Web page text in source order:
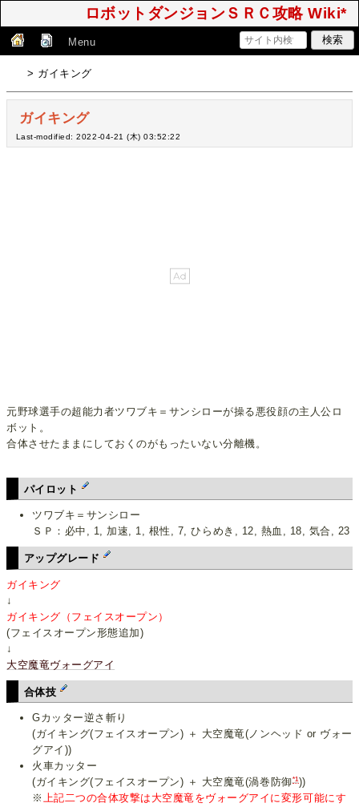
ロボットダンジョンＳＲＣ攻略 Wiki*
Menu
> ガイキング
ガイキング
Last-modified: 2022-04-21 (木) 03:52:22
元野球選手の超能力者ツワブキ＝サンシローが操る悪役顔の主人公ロ
ボット。
合体させたままにしておくのがもったいない分離機。
パイロット
ツワブキ＝サンシロー
ＳＰ：必中, 1, 加速, 1, 根性, 7, ひらめき, 12, 熱血, 18, 気合, 23
アップグレード
ガイキング
↓
ガイキング（フェイスオープン）
(フェイスオープン形態追加)
↓
大空魔竜ヴォーグアイ
合体技
Gカッター逆さ斬り
(ガイキング(フェイスオープン) ＋ 大空魔竜(ノンヘッド or ヴォー
グアイ))
火車カッター
(ガイキング(フェイスオープン) ＋ 大空魔竜(渦巻防御*1))
※ 上記二つの合体攻撃は大空魔竜をヴォーグアイに変形可能にす